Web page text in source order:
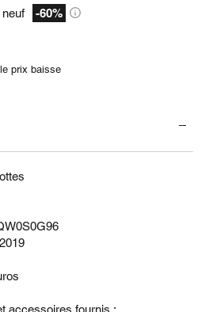
neuf -60%
prix baisse
accessoires fournis :